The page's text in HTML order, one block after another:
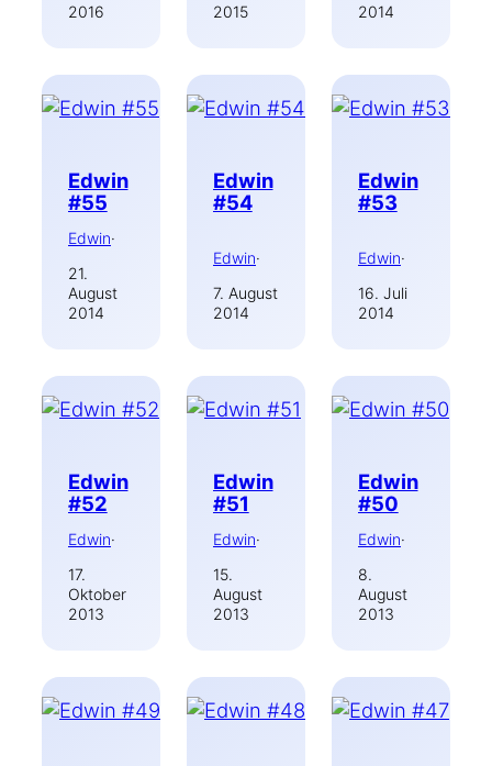
2016
2015
2014
Edwin
#55
Edwin·
21.
August
2014
Edwin
#54
Edwin·
7. August
2014
Edwin
#53
Edwin·
16. Juli
2014
Edwin
#52
Edwin·
17.
Oktober
2013
Edwin
#51
Edwin·
15.
August
2013
Edwin
#50
Edwin·
8.
August
2013